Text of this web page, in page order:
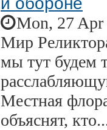
Mon, 27 Apr
Мир
мы тут будем
Местная
объяснят,